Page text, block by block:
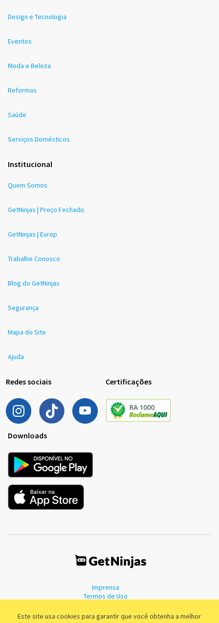
Este site usa cookies para garantir que você obtenha a melhor
Design e Tecnologia
Eventos
Moda e Beleza
Reformas
Saúde
Serviços Domésticos
Institucional
Quem Somos
GetNinjas | Preço Fechado
GetNinjas | Europ
Trabalhe Conosco
Blog do GetNinjas
Segurança
Mapa do Site
Ajuda
Redes sociais Certificações
Downloads
Imprensa
Termos de Uso